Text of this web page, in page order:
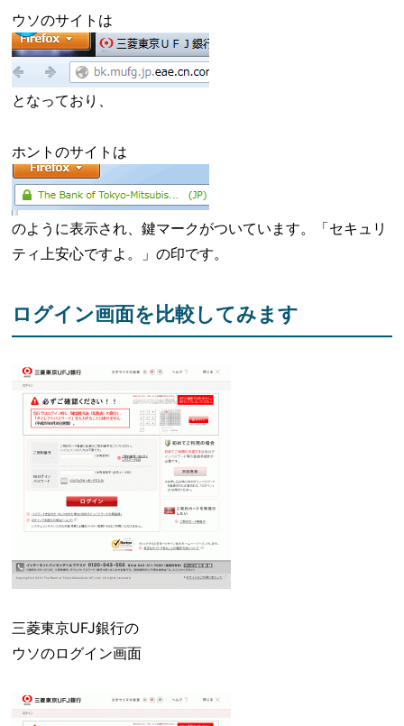
ウソのサイトは
となっており、
ホントのサイトは
のように表示され、鍵マークがついています。「セキュリ
ティ上安心ですよ。」の印です。
ログイン画面を比較してみます
三菱東京UFJ銀行の
ウソのログイン画面